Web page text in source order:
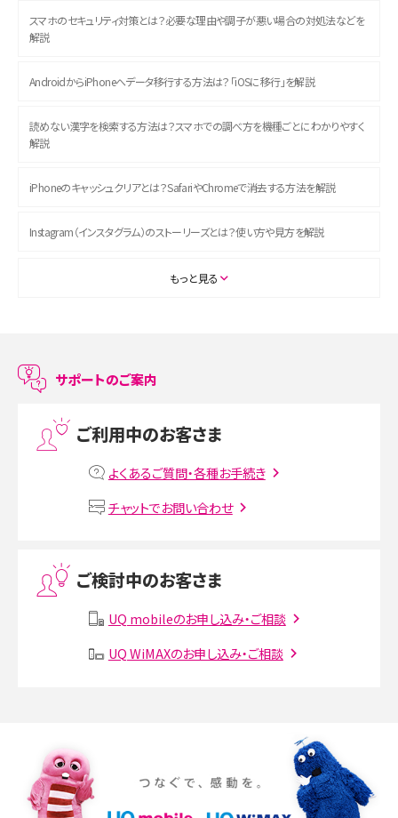
スマホのセキュリティ対策とは？必要な理由や調子が悪い場合の対処法などを
解説
AndroidからiPhoneへデータ移行する方法は？「iOSに移行」を解説
読めない漢字を検索する方法は？スマホでの調べ方を機種ごとにわかりやすく
解説
iPhoneのキャッシュクリアとは？SafariやChromeで消去する方法を解説
Instagram（インスタグラム）のストーリーズとは？使い方や見方を解説
ASMRとは？初心者向けの代表ジャンルや楽しみ方を解説
LINEで友だちを削除する方法は？方法ごとの影響や復活・復元する方法も解説
MNOとは？MVNOやMVNEとの違いやメリット・デメリットを解説
VPN接続とは？仕組みや必要性、メリット・デメリット、接続方法を解説
Instagram（インスタグラム）でスクショするとバレる？バレるケースや撮り方も解
SMSとは？料金やできること、注意点や届かない時の対処法を解説
iPhone 16eとiPhone SE（第3世代）の違いは？サイズやスペックを比較して解説
iPhone 16eとiPhone 14を徹底比較！スペック・機能の違いをわかりやすく紹介
もっと見る
サポートのご案内
ご利用中のお客さま
よくあるご質問・各種お手続き
チャットでお問い合わせ
ご検討中のお客さま
UQ mobileのお申し込み・ご相談
UQ WiMAXのお申し込み・ご相談